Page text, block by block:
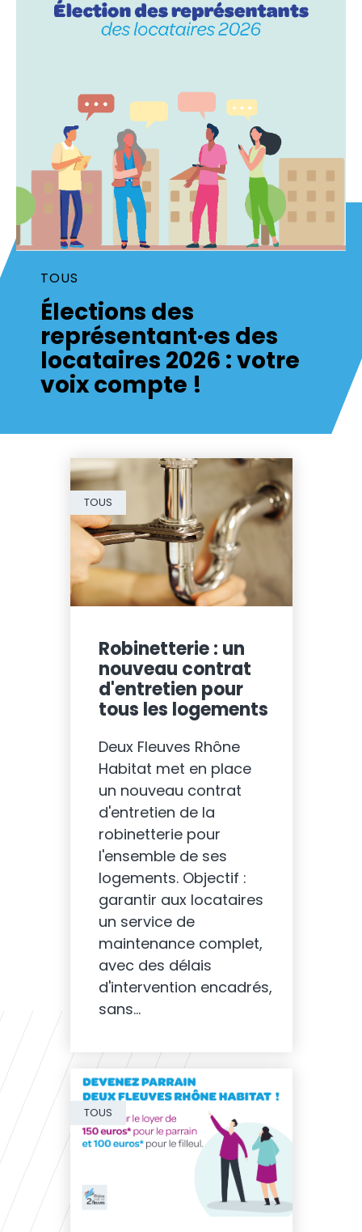
TOUS
Élections des
représentant·es des
locataires 2026 : votre
voix compte !
TOUS
Robinetterie : un
nouveau contrat
d'entretien pour
tous les logements
Deux Fleuves Rhône
Habitat met en place
un nouveau contrat
d'entretien de la
robinetterie pour
l'ensemble de ses
logements. Objectif :
garantir aux locataires
un service de
maintenance complet,
avec des délais
d'intervention encadrés,
sans…
TOUS